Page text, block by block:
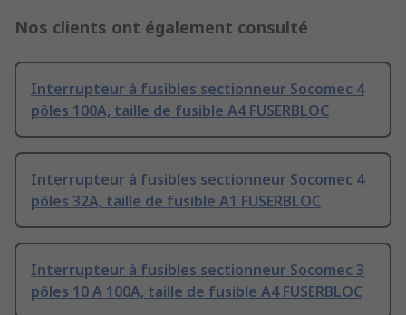
Nos clients ont également consulté
Interrupteur à fusibles sectionneur Socomec 4
pôles 100A, taille de fusible A4 FUSERBLOC
Interrupteur à fusibles sectionneur Socomec 4
pôles 32A, taille de fusible A1 FUSERBLOC
Interrupteur à fusibles sectionneur Socomec 3
pôles 10 A 100A, taille de fusible A4 FUSERBLOC